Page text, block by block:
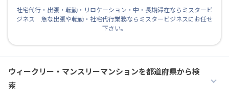
社宅代行・出張・転勤・リロケーション・中・長期滞在ならミスタービ
ジネス 急な出張や転勤・社宅代行業務ならミスタービジネスにお任せ
下さい。
ウィークリー・マンスリーマンションを都道府県から検
索